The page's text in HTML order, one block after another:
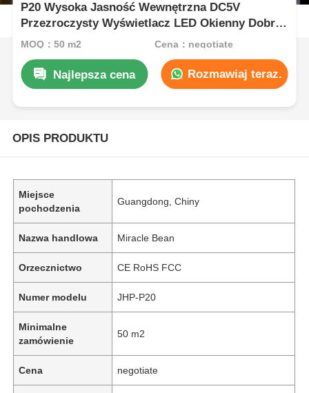
P20 Wysoka Jasność Wewnętrzna DC5V
Przezroczysty Wyświetlacz LED Okienny Dobrej
Jakości Przezroczysty Ekran LED
MOQ：50 m2 Cena：negotiate
Najlepsza cena Rozmawiaj teraz.
OPIS PRODUKTU
Miejsce
pochodzenia
Guangdong, Chiny
Nazwa handlowa Miracle Bean
Orzecznictwo CE RoHS FCC
Numer modelu JHP-P20
Minimalne
zamówienie
50 m2
Cena negotiate